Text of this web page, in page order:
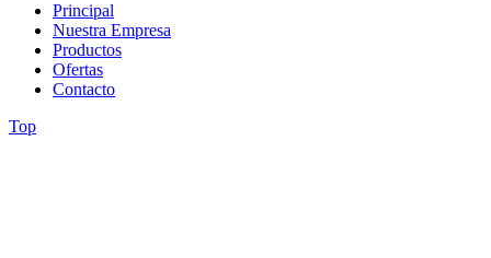
Principal
Nuestra Empresa
Productos
Ofertas
Contacto
Top